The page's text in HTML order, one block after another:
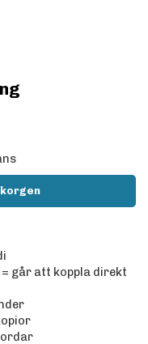
går att koppla direkt